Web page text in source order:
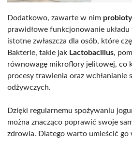
Dodatkowo, zawarte w nim
prawidłowe funkcjonowanie
istotne zwłaszcza dla osób, które
Bakterie, takie jak Lactobacillus,
równowagę mikroflory jelitowej, co
procesy trawienia oraz wchłanianie
odżywczych.
Dzięki regularnemu spożywaniu
można znacząco poprawić swoje
zdrowia. Dlatego warto umieścić go